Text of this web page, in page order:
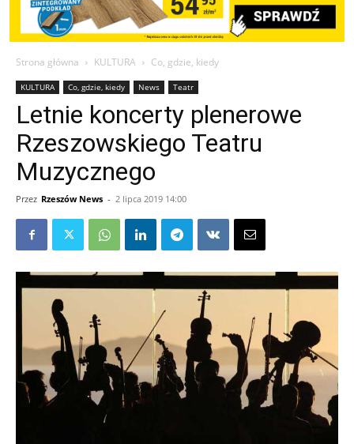
Strona główna KULTURA Co, gdzie, kiedy
KULTURA Co, gdzie, kiedy News Teatr
Letnie koncerty plenerowe
Rzeszowskiego Teatru
Muzycznego
Przez Rzeszów News - 2 lipca 2019 14:00